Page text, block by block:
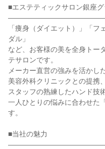
■エステティックサロン銀座
「痩身（ダイエット）」「
ダル」
など、お客様の美を全身トー
テサロンです。
メーカー直営の強みを活かし
美容外科クリニックとの提携、
スタッフの熟練したハンド技
一人ひとりの悩みに合わせた
す。
■当社の魅力